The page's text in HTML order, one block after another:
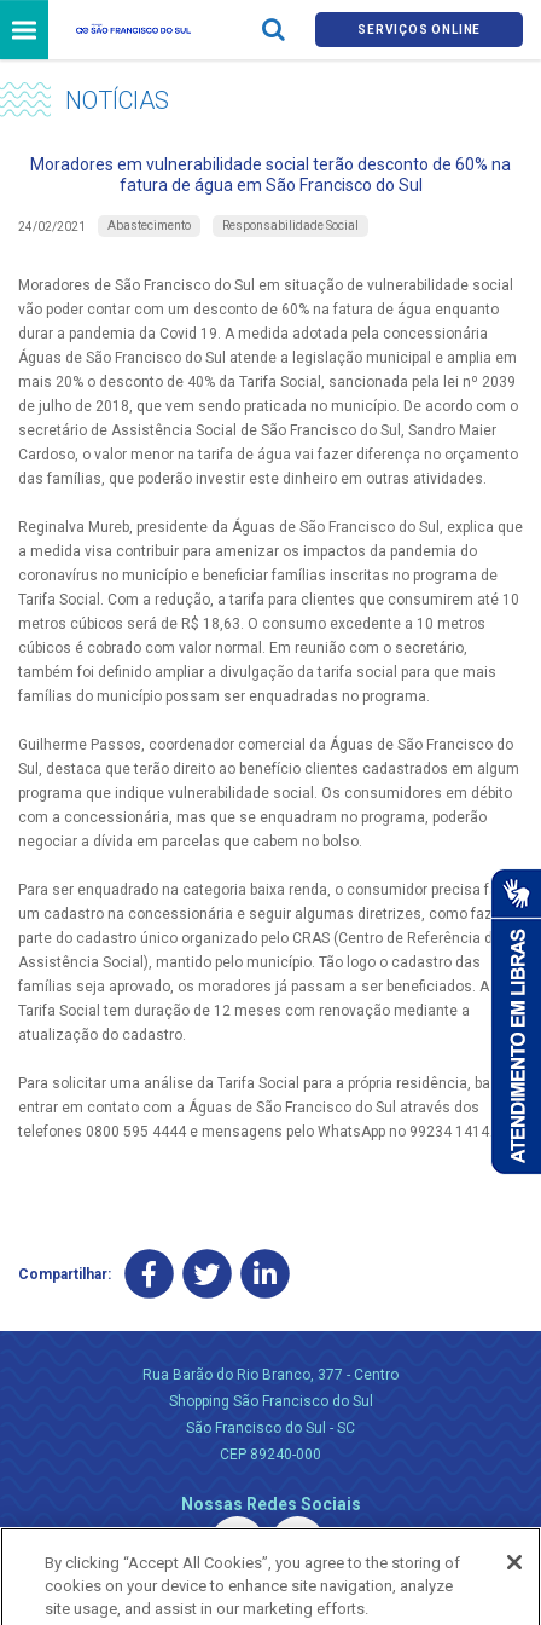
SERVIÇOS ONLINE
NOTÍCIAS
Moradores em vulnerabilidade social terão desconto de 60% na
fatura de água em São Francisco do Sul
24/02/2021 Abastecimento Responsabilidade Social
Moradores de São Francisco do Sul em situação de vulnerabilidade social
vão poder contar com um desconto de 60% na fatura de água enquanto
durar a pandemia da Covid 19. A medida adotada pela concessionária
Águas de São Francisco do Sul atende a legislação municipal e amplia em
mais 20% o desconto de 40% da Tarifa Social, sancionada pela lei nº 2039
de julho de 2018, que vem sendo praticada no município. De acordo com o
secretário de Assistência Social de São Francisco do Sul, Sandro Maier
Cardoso, o valor menor na tarifa de água vai fazer diferença no orçamento
das famílias, que poderão investir este dinheiro em outras atividades.
Reginalva Mureb, presidente da Águas de São Francisco do Sul, explica que
a medida visa contribuir para amenizar os impactos da pandemia do
coronavírus no município e beneficiar famílias inscritas no programa de
Tarifa Social. Com a redução, a tarifa para clientes que consumirem até 10
metros cúbicos será de R$ 18,63. O consumo excedente a 10 metros
cúbicos é cobrado com valor normal. Em reunião com o secretário,
também foi definido ampliar a divulgação da tarifa social para que mais
famílias do município possam ser enquadradas no programa.
Guilherme Passos, coordenador comercial da Águas de São Francisco do
Sul, destaca que terão direito ao benefício clientes cadastrados em algum
programa que indique vulnerabilidade social. Os consumidores em débito
com a concessionária, mas que se enquadram no programa, poderão
negociar a dívida em parcelas que cabem no bolso.
Para ser enquadrado na categoria baixa renda, o consumidor precisa fazer
um cadastro na concessionária e seguir algumas diretrizes, como fazer
parte do cadastro único organizado pelo CRAS (Centro de Referência da
Assistência Social), mantido pelo município. Tão logo o cadastro das
famílias seja aprovado, os moradores já passam a ser beneficiados. A
Tarifa Social tem duração de 12 meses com renovação mediante a
atualização do cadastro.
Para solicitar uma análise da Tarifa Social para a própria residência, basta
entrar em contato com a Águas de São Francisco do Sul através dos
telefones 0800 595 4444 e mensagens pelo WhatsApp no 99234 1414.
Compartilhar:
Rua Barão do Rio Branco, 377 - Centro
Shopping São Francisco do Sul
São Francisco do Sul - SC
CEP 89240-000
Nossas Redes Sociais
By clicking “Accept All Cookies”, you agree to the storing of
cookies on your device to enhance site navigation, analyze
site usage, and assist in our marketing efforts.